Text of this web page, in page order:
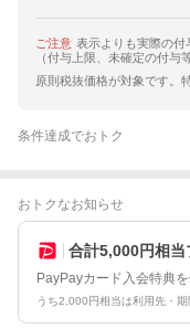
ご注意 表示よりも実際の付
（付与上限、未確定の付与等
原則税抜価格が対象です。
条件達成でおトク
おトクなお知らせ
合計5,000円相当
PayPayカード入会特典を
うち2,000円相当は利用先・